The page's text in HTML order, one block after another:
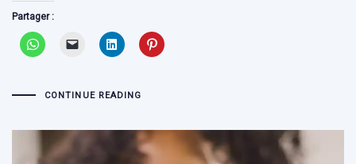
Partager :
CONTINUE READING